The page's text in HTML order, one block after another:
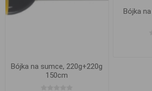
Bójka na sumce, 220g+220g
150cm
Bójka